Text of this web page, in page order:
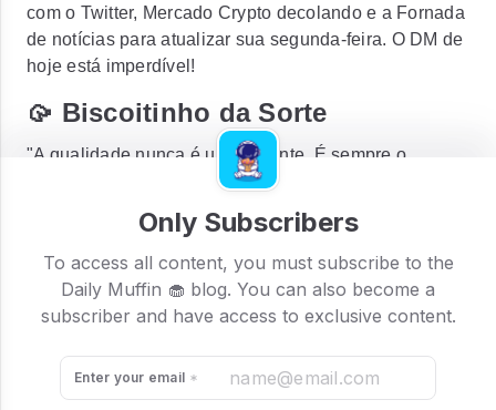
com o Twitter, Mercado Crypto decolando e a Fornada
de notícias para atualizar sua segunda-feira. O DM de
hoje está imperdível!
🥠 Biscoitinho da Sorte
"A qualidade nunca é um acidente. É sempre o
resultado de um esforço inteligente." - John Ruskin
Only Subscribers
To access all content, you must subscribe to the
Daily Muffin 🧁 blog. You can also become a
subscriber and have access to exclusive content.
Enter your email